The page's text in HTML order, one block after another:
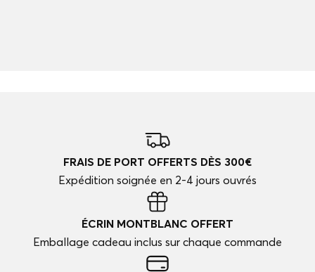
FRAIS DE PORT OFFERTS DÈS 300€
Expédition soignée en 2-4 jours ouvrés
ÉCRIN MONTBLANC OFFERT
Emballage cadeau inclus sur chaque commande